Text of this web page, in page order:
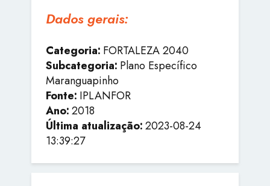
Dados gerais:
Categoria: FORTALEZA 2040
Subcategoria: Plano Específico
Maranguapinho
Fonte: IPLANFOR
Ano:2018
Última atualização:2023-08-24
13:39:27